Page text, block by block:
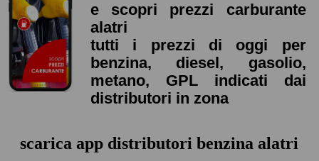
e scopri prezzi carburante
alatri
tutti i prezzi di oggi per
benzina, diesel, gasolio,
metano, GPL indicati dai
distributori in zona
scarica app distributori benzina alatri